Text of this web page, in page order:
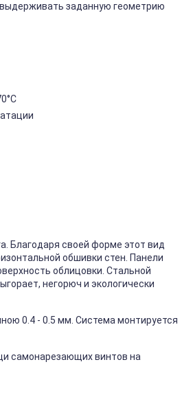
заданную геометрию
Благодаря своей форме этот вид
обшивки стен. Панели
облицовки. Стальной
негорюч и экологически
0.4 - 0.5 мм. Система монтируется
самонарезающих винтов на